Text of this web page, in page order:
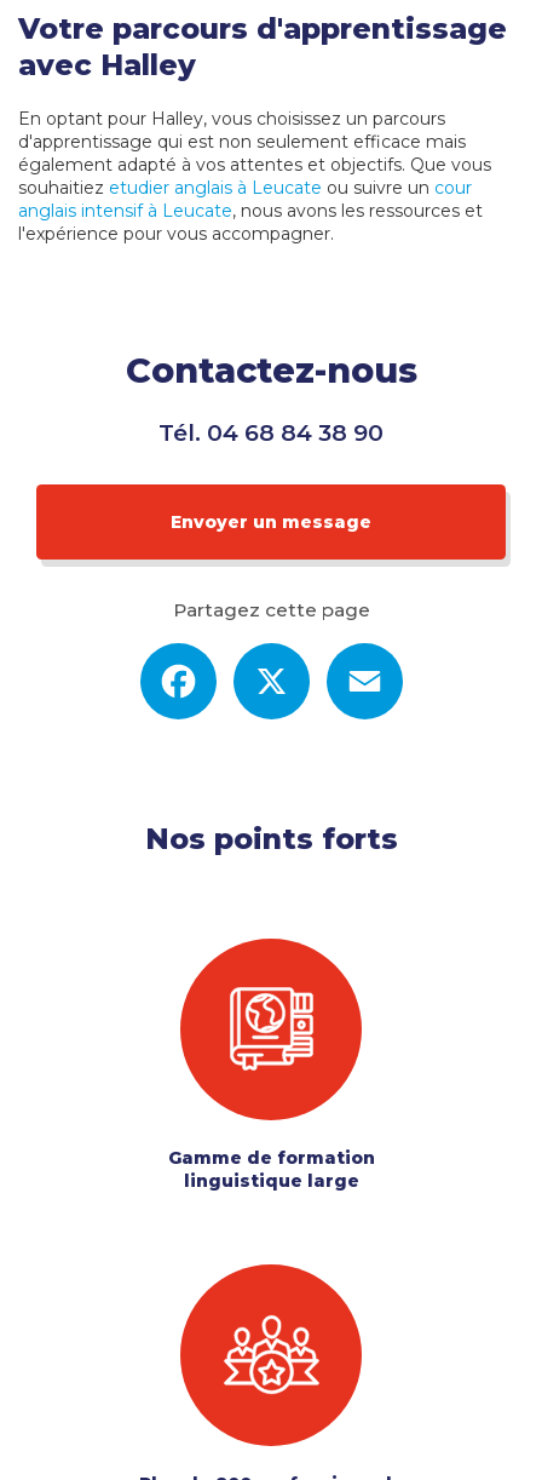
Votre parcours d'apprentissage
avec Halley
En optant pour Halley, vous choisissez un parcours
d'apprentissage qui est non seulement efficace mais
également adapté à vos attentes et objectifs. Que vous
souhaitiez etudier anglais à Leucate ou suivre un cour
anglais intensif à Leucate, nous avons les ressources et
l'expérience pour vous accompagner.
Contactez-nous
Tél. 04 68 84 38 90
Envoyer un message
Partagez cette page
Facebook
Nos points forts
Gamme de formation
linguistique large